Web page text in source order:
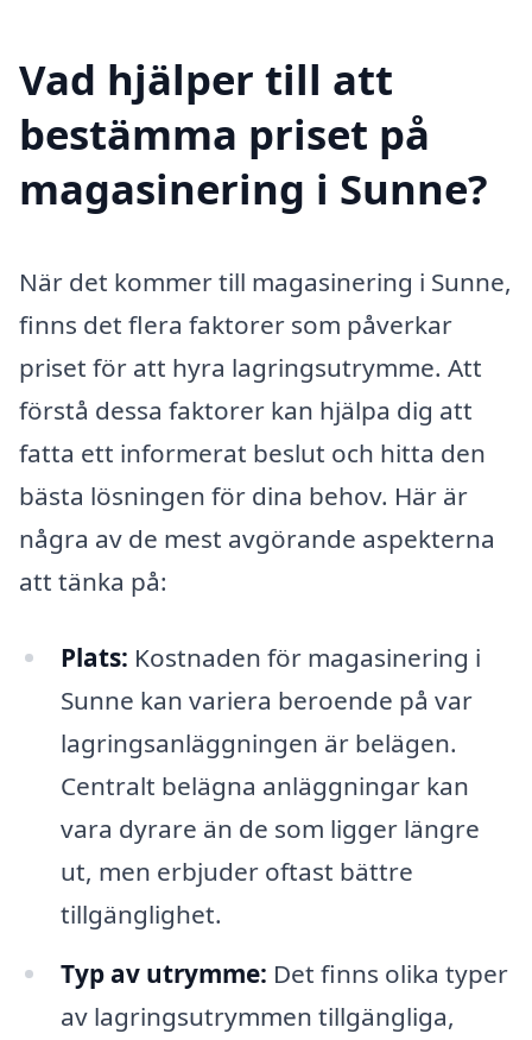
Vad hjälper till att
bestämma priset på
magasinering i Sunne?
När det kommer till magasinering i Sunne,
finns det flera faktorer som påverkar
priset för att hyra lagringsutrymme. Att
förstå dessa faktorer kan hjälpa dig att
fatta ett informerat beslut och hitta den
bästa lösningen för dina behov. Här är
några av de mest avgörande aspekterna
att tänka på:
Plats: Kostnaden för magasinering i
Sunne kan variera beroende på var
lagringsanläggningen är belägen.
Centralt belägna anläggningar kan
vara dyrare än de som ligger längre
ut, men erbjuder oftast bättre
tillgänglighet.
Typ av utrymme: Det finns olika typer
av lagringsutrymmen tillgängliga,